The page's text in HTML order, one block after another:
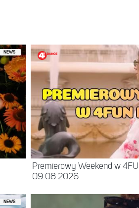
NEWS
Premierowy Weekend w
09.08.2026
NEWS